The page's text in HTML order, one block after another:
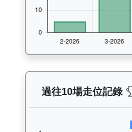
過往10場走位記錄